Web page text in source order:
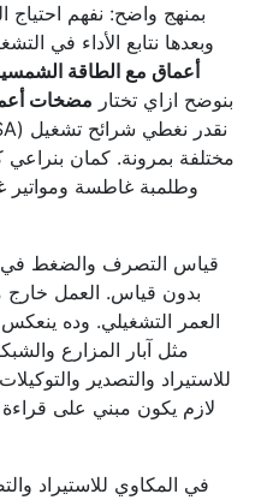
بمنهج واضح: نفهم احتياج
وبعدها نتابع الأداء في
أعماق مع الطاقة الشمسية:
بنوضح ازاي تختار مضخات
مختلفة بمرونة. كمان
وطلمبة غاطسة
قياس التصرف والضغط في
بدون قياس. العمل خارج
العمر التشغيلي. وده
مثل آبار المزارع
للاستيراد والتصدير
لازم يكون مبني على
في المكاوي للاستيراد